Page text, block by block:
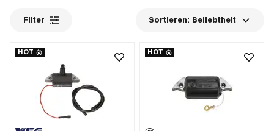
Filter Sortieren: Beliebtheit
HOT HOT